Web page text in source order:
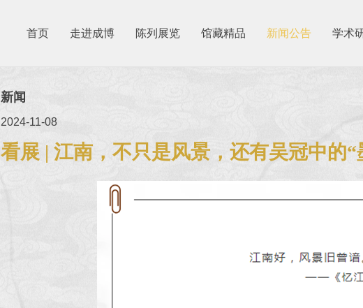
首页 走进成博 陈列展览 馆藏精品 新闻公告 学术
新闻
2024-11-08
看展 | 江南，不只是风景，还有吴冠中的“